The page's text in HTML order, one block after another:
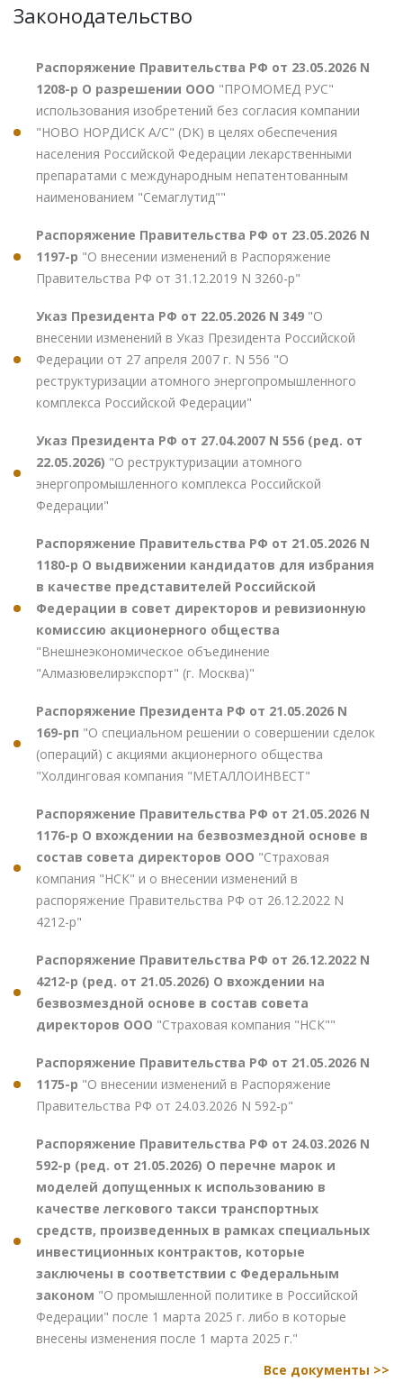
Законодательство
Распоряжение Правительства РФ от 23.05.2026 N
1208-р О разрешении ООО "ПРОМОМЕД РУС"
использования изобретений без согласия компании
"НОВО НОРДИСК А/С" (DK) в целях обеспечения
населения Российской Федерации лекарственными
препаратами с международным непатентованным
наименованием "Семаглутид""
Распоряжение Правительства РФ от 23.05.2026 N
1197-р "О внесении изменений в Распоряжение
Правительства РФ от 31.12.2019 N 3260-р"
Указ Президента РФ от 22.05.2026 N 349 "О
внесении изменений в Указ Президента Российской
Федерации от 27 апреля 2007 г. N 556 "О
реструктуризации атомного энергопромышленного
комплекса Российской Федерации"
Указ Президента РФ от 27.04.2007 N 556 (ред. от
22.05.2026) "О реструктуризации атомного
энергопромышленного комплекса Российской
Федерации"
Распоряжение Правительства РФ от 21.05.2026 N
1180-р О выдвижении кандидатов для избрания
в качестве представителей Российской
Федерации в совет директоров и ревизионную
комиссию акционерного общества
"Внешнеэкономическое объединение
"Алмазювелирэкспорт" (г. Москва)"
Распоряжение Президента РФ от 21.05.2026 N
169-рп "О специальном решении о совершении сделок
(операций) с акциями акционерного общества
"Холдинговая компания "МЕТАЛЛОИНВЕСТ"
Распоряжение Правительства РФ от 21.05.2026 N
1176-р О вхождении на безвозмездной основе в
состав совета директоров ООО "Страховая
компания "НСК" и о внесении изменений в
распоряжение Правительства РФ от 26.12.2022 N
4212-р"
Распоряжение Правительства РФ от 26.12.2022 N
4212-р (ред. от 21.05.2026) О вхождении на
безвозмездной основе в состав совета
директоров ООО "Страховая компания "НСК""
Распоряжение Правительства РФ от 21.05.2026 N
1175-р "О внесении изменений в Распоряжение
Правительства РФ от 24.03.2026 N 592-р"
Распоряжение Правительства РФ от 24.03.2026 N
592-р (ред. от 21.05.2026) О перечне марок и
моделей допущенных к использованию в
качестве легкового такси транспортных
средств, произведенных в рамках специальных
инвестиционных контрактов, которые
заключены в соответствии с Федеральным
законом "О промышленной политике в Российской
Федерации" после 1 марта 2025 г. либо в которые
внесены изменения после 1 марта 2025 г."
Все документы >>